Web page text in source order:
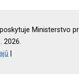
Ministerstvo
2026.